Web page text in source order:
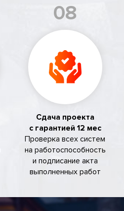
08
Сдача проекта
с гарантией 12 мес
Проверка всех систем
на работоспособность
и подписание акта
выполненных работ